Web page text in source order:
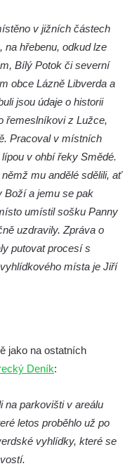
Pod
Lázní
v jižních částech
na hřebenu, odkud lze
Bílý Potok či severní
obce Lázně Libverda a
jsou údaje o historii
řemeslníkovi z Lužce,
Pracoval v místních
v ohbí řeky Smědé.
mu andělé sdělili, ať
Boží a jemu se pak
umístil sošku Panny
uzdravily. Zpráva o
putovat procesí s
místa je Jiří
jako na ostatních
Deník:
na parkovišti v areálu
letos proběhlo už po
vyhlídky, které se